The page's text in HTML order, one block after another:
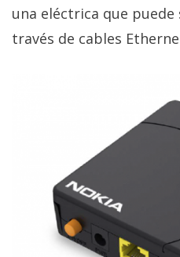
una eléctrica que
través de cables